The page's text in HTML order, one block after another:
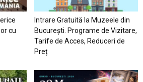
cu
Intrare Gratuită la Muzeele din
București. Programe de Vizitare,
Tarife de Acces, Reduceri de
Preț